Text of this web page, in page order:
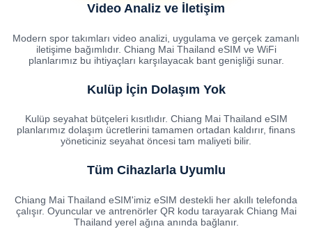
Video Analiz ve İletişim
Modern spor takımları video analizi, uygulama ve gerçek zamanlı
iletişime bağımlıdır. Chiang Mai Thailand eSIM ve WiFi
planlarımız bu ihtiyaçları karşılayacak bant genişliği sunar.
Kulüp İçin Dolaşım Yok
Kulüp seyahat bütçeleri kısıtlıdır. Chiang Mai Thailand eSIM
planlarımız dolaşım ücretlerini tamamen ortadan kaldırır, finans
yöneticiniz seyahat öncesi tam maliyeti bilir.
Tüm Cihazlarla Uyumlu
Chiang Mai Thailand eSIM'imiz eSIM destekli her akıllı telefonda
çalışır. Oyuncular ve antrenörler QR kodu tarayarak Chiang Mai
Thailand yerel ağına anında bağlanır.